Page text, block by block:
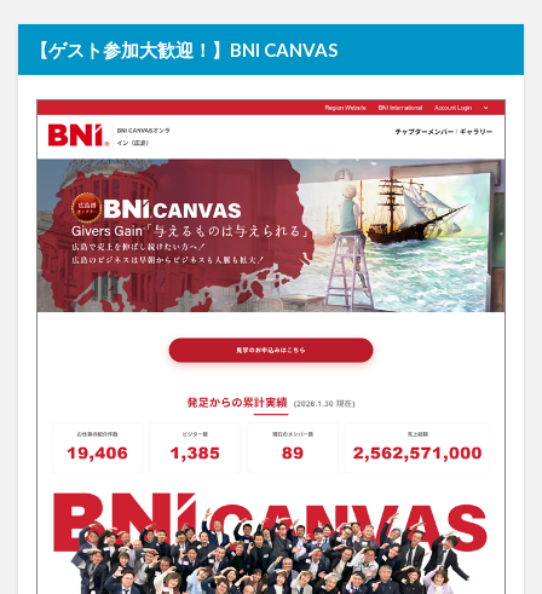
【ゲスト参加大歓迎！】BNI CANVAS